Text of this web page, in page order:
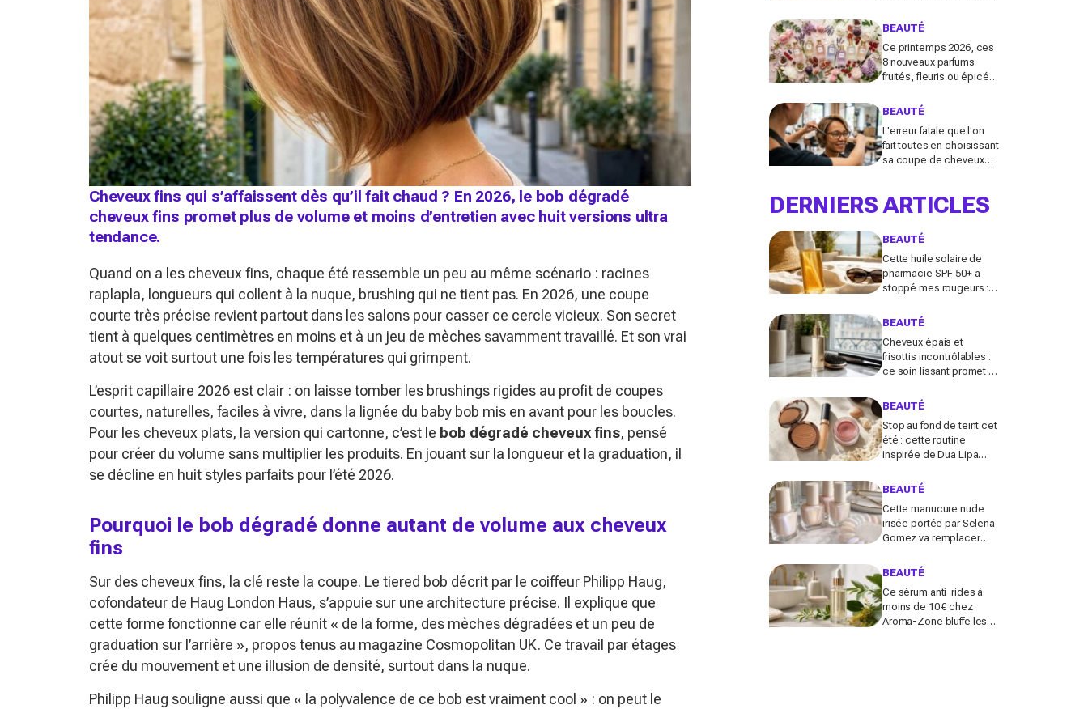
Cheveux fins qui s’affaissent dès qu’il fait chaud ? En 2026, le bob dégradé
cheveux fins promet plus de volume et moins d’entretien avec huit versions ultra
tendance.
Quand on a les cheveux fins, chaque été ressemble un peu au même scénario : racines
raplapla, longueurs qui collent à la nuque, brushing qui ne tient pas. En 2026, une coupe
courte très précise revient partout dans les salons pour casser ce cercle vicieux. Son secret
tient à quelques centimètres en moins et à un jeu de mèches savamment travaillé. Et son vrai
atout se voit surtout une fois les températures qui grimpent.
L’esprit capillaire 2026 est clair : on laisse tomber les brushings rigides au profit de coupes
courtes, naturelles, faciles à vivre, dans la lignée du baby bob mis en avant pour les boucles.
Pour les cheveux plats, la version qui cartonne, c’est le bob dégradé cheveux fins, pensé
pour créer du volume sans multiplier les produits. En jouant sur la longueur et la graduation, il
se décline en huit styles parfaits pour l’été 2026.
Pourquoi le bob dégradé donne autant de volume aux cheveux
fins
Sur des cheveux fins, la clé reste la coupe. Le tiered bob décrit par le coiffeur Philipp Haug,
cofondateur de Haug London Haus, s’appuie sur une architecture précise. Il explique que
cette forme fonctionne car elle réunit « de la forme, des mèches dégradées et un peu de
graduation sur l’arrière », propos tenus au magazine Cosmopolitan UK. Ce travail par étages
crée du mouvement et une illusion de densité, surtout dans la nuque.
Philipp Haug souligne aussi que « la polyvalence de ce bob est vraiment cool » : on peut le
pour éviter les dégâts du
BEAUTÉ
Ce printemps 2026, ces
8 nouveaux parfums
fruités, fleuris ou épicés
Guerlain vont booster
BEAUTÉ
L'erreur fatale que l'on
fait toutes en choisissant
sa coupe de cheveux
DERNIERS ARTICLES
BEAUTÉ
Cette huile solaire de
pharmacie SPF 50+ a
stoppé mes rougeurs :
que les peaux claires
BEAUTÉ
Cheveux épais et
frisottis incontrôlables :
ce soin lissant promet 3
par les avis sur Beauté
BEAUTÉ
Stop au fond de teint cet
été : cette routine
inspirée de Dua Lipa
secondes avec
BEAUTÉ
Cette manucure nude
irisée portée par Selena
Gomez va remplacer
ne la quitterez plus de
BEAUTÉ
Ce sérum anti-rides à
moins de 10 € chez
Aroma-Zone bluffe les